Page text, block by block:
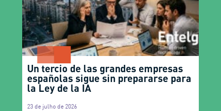
Un tercio de las grandes empresas
españolas sigue sin prepararse para
la Ley de la IA
23 de julho de 2026